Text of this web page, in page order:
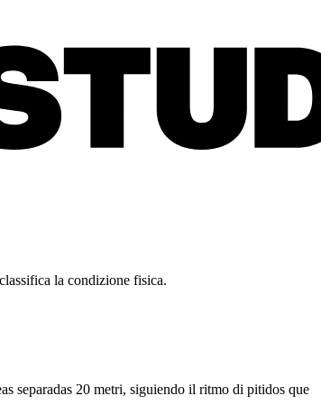
la condizione fisica.
separadas 20 metri, siguiendo il ritmo di pitidos que